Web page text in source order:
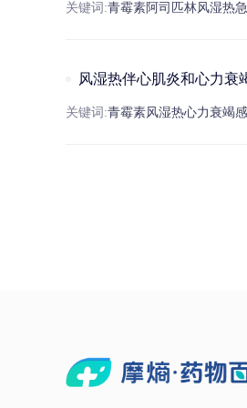
关键词:青霉素阿司匹林风湿热
风湿热伴心肌炎和心力衰
关键词:青霉素风湿热心力衰竭